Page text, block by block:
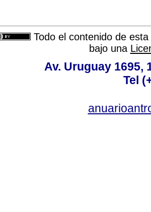
Todo el contenido de
bajo una
Av. Uruguay 1695,
Tel